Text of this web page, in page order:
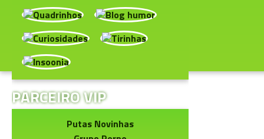
PARCEIRO VIP
Putas Novinhas